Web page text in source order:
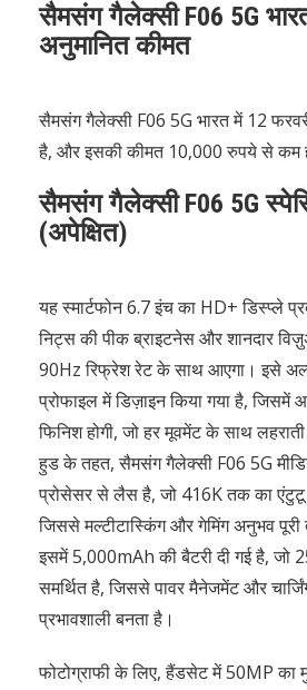
सैमसंग गैलेक्सी F06 5G
अनुमानित कीमत
सैमसंग गैलेक्सी F06 5G भारत में 12
है, और इसकी कीमत 10,000 रुपये से कम
सैमसंग गैलेक्सी F06 5G
(अपेक्षित)
यह स्मार्टफोन 6.7 इंच का HD+ डिस्प्ले
निट्स की पीक ब्राइटनेस और शानदार
90Hz रिफ्रेश रेट के साथ आएगा। इसे
प्रोफाइल में डिज़ाइन किया गया है, जिसमें
फिनिश होगी, जो हर मूवमेंट के साथ
हुड के तहत, सैमसंग गैलेक्सी F06 5G
प्रोसेसर से लैस है, जो 416K तक का एंटुटू
जिससे मल्टीटास्किंग और गेमिंग अनुभव
इसमें 5,000mAh की बैटरी दी गई है, जो
समर्थित है, जिससे पावर मैनेजमेंट और
प्रभावशाली बनता है।
फोटोग्राफी के लिए, हैंडसेट में 50MP का